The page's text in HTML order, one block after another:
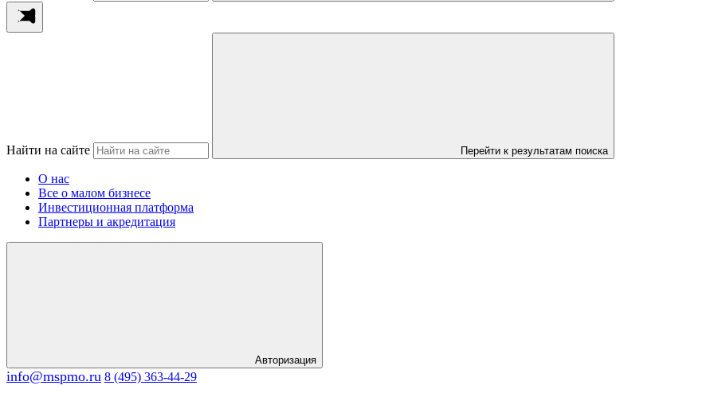
Найти на сайте Перейти к результатам поиска
О нас
Все о малом бизнесе
Инвестиционная платформа
Партнеры и акредитация
Авторизация
info@mspmo.ru 8 (495) 363-44-29